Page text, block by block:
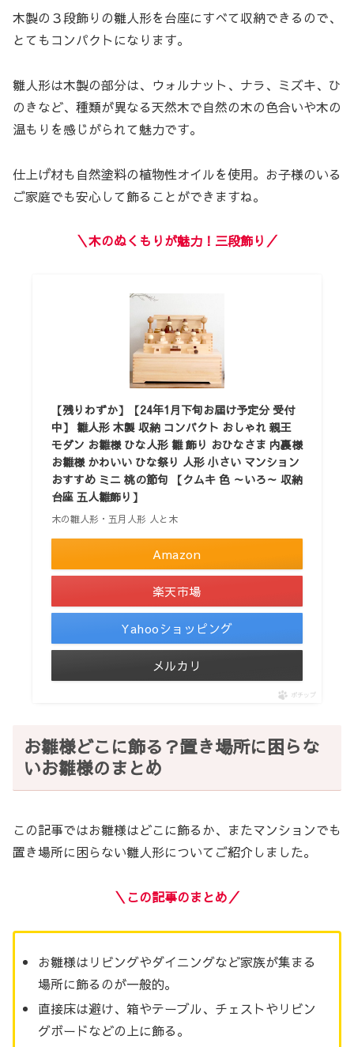
木製の３段飾りの雛人形を台座にすべて収納できるので、
とてもコンパクトになります。
雛人形は木製の部分は、ウォルナット、ナラ、ミズキ、ひ
のきなど、種類が異なる天然木で自然の木の色合いや木の
温もりを感じがられて魅力です。
仕上げ材も自然塗料の植物性オイルを使用。お子様のいる
ご家庭でも安心して飾ることができますね。
＼木のぬくもりが魅力！三段飾り／
【残りわずか】【24年1月下旬お届け予定分 受付
中】 雛人形 木製 収納 コンパクト おしゃれ 親王
モダン お雛様 ひな人形 雛 飾り おひなさま 内裏様
お雛様 かわいい ひな祭り 人形 小さい マンション
おすすめ ミニ 桃の節句 【クムキ 色 ～いろ～ 収納
台座 五人雛飾り】
木の雛人形・五月人形 人と木
Amazon
楽天市場
Yahooショッピング
メルカリ
ポチップ
お雛様どこに飾る？置き場所に困らな
いお雛様のまとめ
この記事ではお雛様はどこに飾るか、またマンションでも
置き場所に困らない雛人形についてご紹介しました。
＼この記事のまとめ／
お雛様はリビングやダイニングなど家族が集まる
場所に飾るのが一般的。
直接床は避け、箱やテーブル、チェストやリビン
グボードなどの上に飾る。